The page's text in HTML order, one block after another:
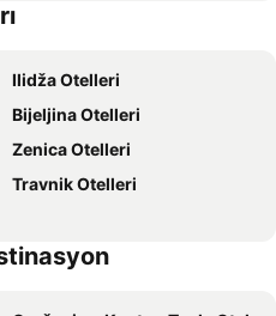
Ilidža Otelleri
Bijeljina Otelleri
Zenica Otelleri
Travnik Otelleri